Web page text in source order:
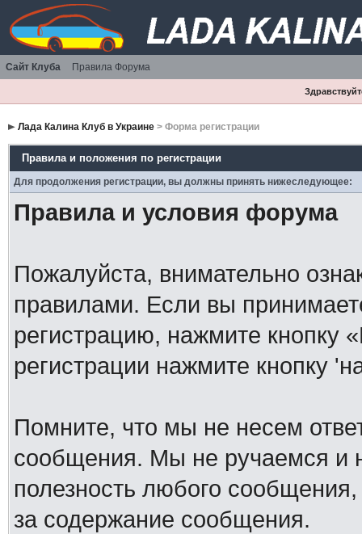
Сайт Клуба Правила Форума
Лада Калина Клуб в Украине> Форма регистрации
Правила и положения по регистрации
Для продолжения регистрации, вы должны принять нижеследующее:
Правила и условия форума
Пожалуйста, внимательно
правилами. Если вы
регистрацию, нажмите кнопку
регистрации нажмите кнопку
Помните, что мы не несем
сообщения. Мы не ручаемся и
полезность любого
за содержание сообщения.